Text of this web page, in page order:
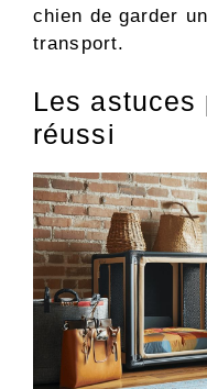
chien de garder
transport.
Les astuces
réussi